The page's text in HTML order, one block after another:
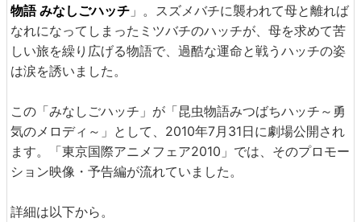
物語 みなしごハッチ 」。スズメバチに襲われて母と離れば
なれになってしまったミツバチのハッチが、母を求めて苦
しい旅を繰り広げる物語で、過酷な運命と戦うハッチの姿
は涙を誘いました。
この「みなしごハッチ」が「昆虫物語みつばちハッチ～勇
気のメロディ～」として、2010年7月31日に劇場公開され
ます。「東京国際アニメフェア2010」では、そのプロモー
ション映像・予告編が流れていました。
詳細は以下から。